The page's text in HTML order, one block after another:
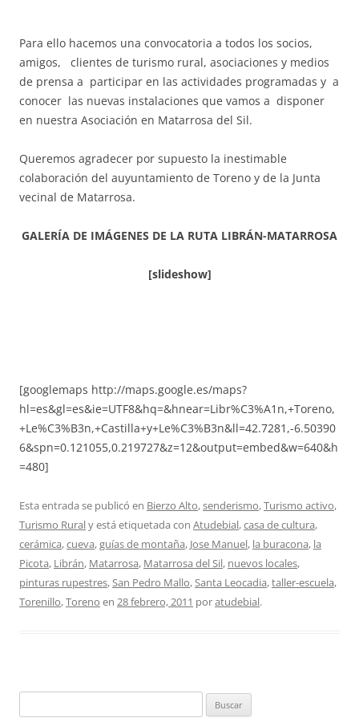
Para ello hacemos una convocatoria a todos los socios,
amigos, clientes de turismo rural, asociaciones y medios
de prensa a participar en las actividades programadas y a
conocer las nuevas instalaciones que vamos a disponer
en nuestra Asociación en Matarrosa del Sil.
Queremos agradecer por supuesto la inestimable
colaboración del auyuntamiento de Toreno y de la Junta
vecinal de Matarrosa.
GALERÍA DE IMÁGENES DE LA RUTA LIBRÁN-MATARROSA
[slideshow]
[googlemaps http://maps.google.es/maps?
hl=es&gl=es&ie=UTF8&hq=&hnear=Libr%C3%A1n,+Toreno,
+Le%C3%B3n,+Castilla+y+Le%C3%B3n&ll=42.7281,-6.50390
6&spn=0.121055,0.219727&z=12&output=embed&w=640&h
=480]
Esta entrada se publicó en Bierzo Alto,senderismo,Turismo activo,
Turismo Ruraly está etiquetada con Atudebial,casa de cultura,
cerámica,cueva,guías de montaña, Jose Manuel, la buracona, la
Picota, Librán, Matarrosa, Matarrosa del Sil, nuevos locales,
pinturas rupestres,San Pedro Mallo,Santa Leocadia,taller-escuela,
Torenillo,Toreno en 28 febrero, 2011 poratudebial.